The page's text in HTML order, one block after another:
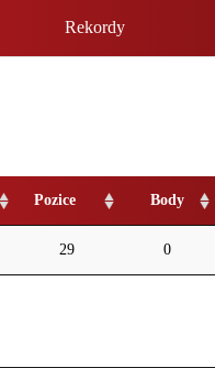
Rekordy
Pozice Body
29 0